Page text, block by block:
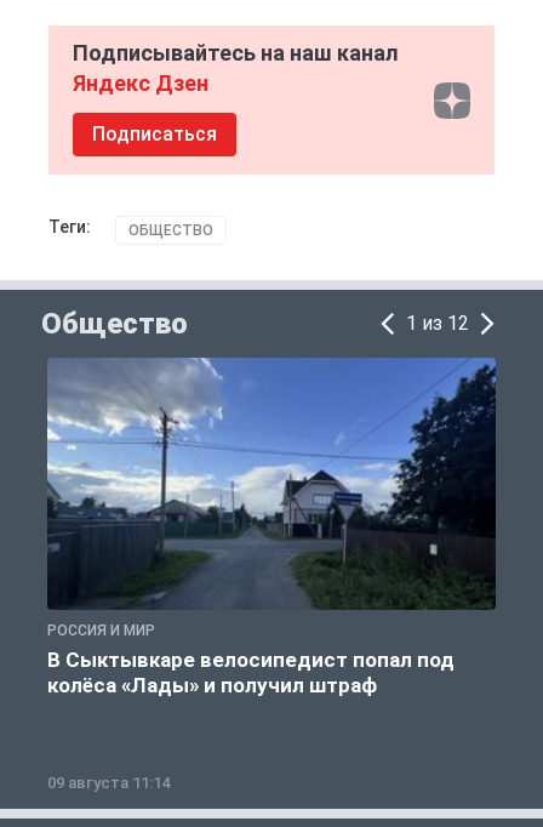
Подписывайтесь на наш канал
Яндекс Дзен
Подписаться
Теги: ОБЩЕСТВО
Общество 1 из 12
РОССИЯ И МИР
В Сыктывкаре велосипедист попал под
колёса «Лады» и получил штраф
09 августа 11:14